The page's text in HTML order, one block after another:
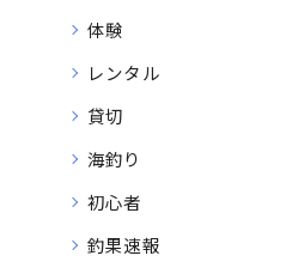
体験
レンタル
貸切
海釣り
初心者
釣果速報